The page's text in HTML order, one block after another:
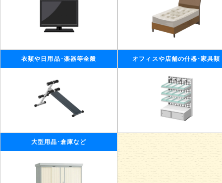
衣類や日用品･楽器等全般 オフィスや店舗の什器･家具類
大型用品･倉庫など